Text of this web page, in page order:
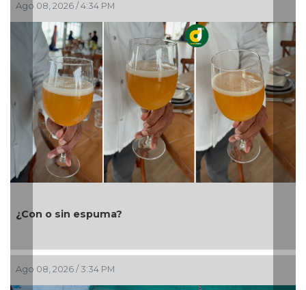
2026 / 4:34 PM
sin espuma?
2026 / 3:34 PM